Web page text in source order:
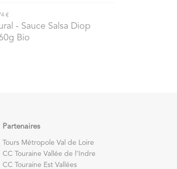
€
- Sauce Salsa Diop
Bio
Partenaires
Tours Métropole Val de Loire
CC Touraine Vallée de l’Indre
CC Touraine Est Vallées